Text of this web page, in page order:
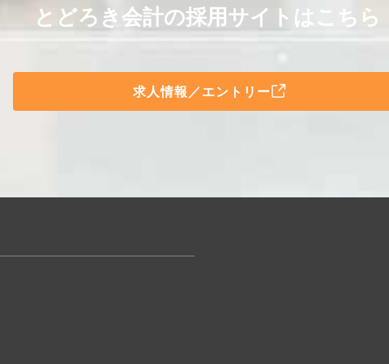
とどろき会計の採用サイトはこちら
求人情報／エントリー